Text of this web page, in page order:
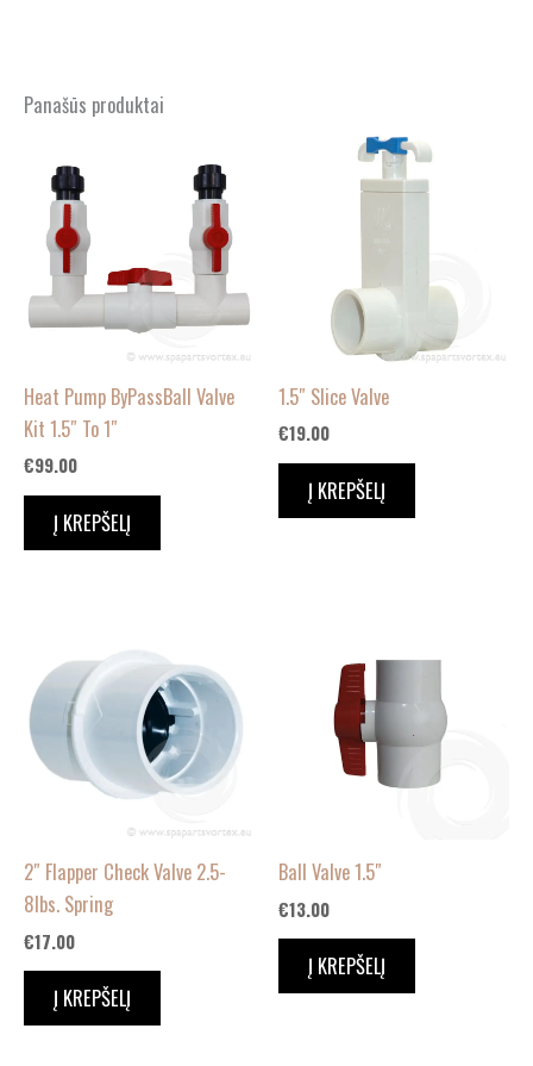
Panašūs produktai
Heat Pump ByPassBall Valve
Kit 1.5″ To 1″
€99.00
Į KREPŠELĮ
1.5″ Slice Valve
€19.00
Į KREPŠELĮ
2″ Flapper Check Valve 2.5-
8lbs. Spring
€17.00
Į KREPŠELĮ
Ball Valve 1.5″
€13.00
Į KREPŠELĮ